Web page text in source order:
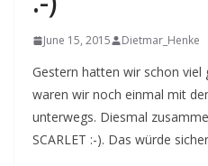
June 15, 2015 Dietmar_Henke
Gestern hatten wir schon viel
waren wir noch einmal mit
unterwegs. Diesmal
SCARLET :-). Das würde